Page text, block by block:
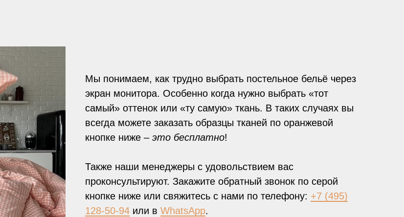
Мы понимаем, как трудно выбрать постельное бельё через
экран монитора. Особенно когда нужно выбрать «тот
самый» оттенок или «ту самую» ткань. В таких случаях вы
всегда можете заказать образцы тканей по оранжевой
кнопке ниже – это бесплатно!
Также наши менеджеры с удовольствием вас
проконсультируют. Закажите обратный звонок по серой
кнопке ниже или свяжитесь с нами по телефону: +7 (495)
128-50-94 или в WhatsApp.